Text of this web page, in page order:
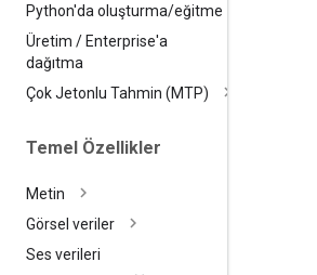
Python'da oluşturma/eğitme
Üretim / Enterprise'a
dağıtma
Çok Jetonlu Tahmin (MTP)
Temel Özellikler
Metin
Görsel veriler
Ses verileri